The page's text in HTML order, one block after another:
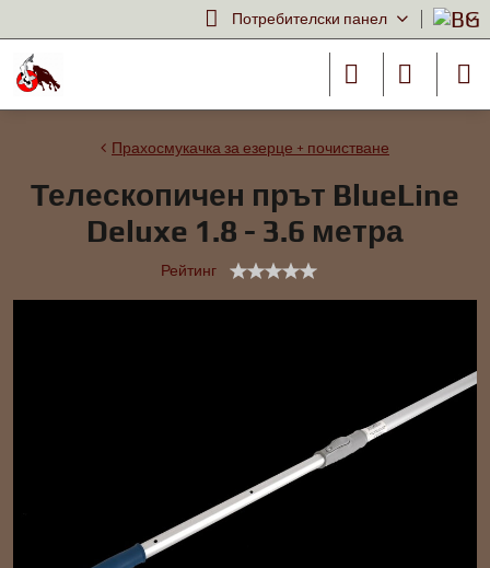
Потребителски панел
Прахосмукачка за езерце + почистване
Телескопичен прът BlueLine
Deluxe 1.8 - 3.6 метра
Рейтинг